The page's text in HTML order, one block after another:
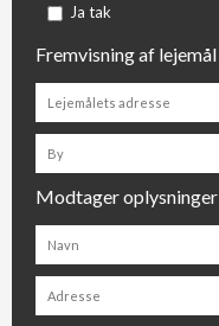
Ja tak
Fremvisning af lejemål
Modtager oplysninger